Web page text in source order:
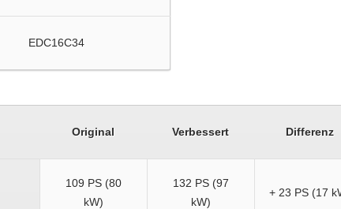
EDC16C34
Original Verbessert Differenz
109 PS (80
kW)
132 PS (97
kW)
+ 23 PS (17